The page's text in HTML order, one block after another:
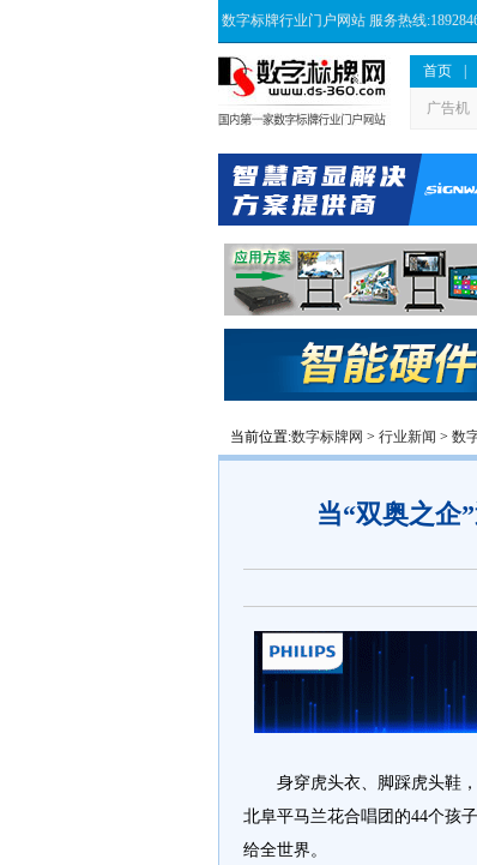
数字标牌行业门户网站 服务热线
首页
广告机
当前位置:数字标牌网 > 行业新闻 > 数
当“双奥之企
身穿虎头衣、脚踩虎头鞋
北阜平马兰花合唱团的44个孩
给全世界。